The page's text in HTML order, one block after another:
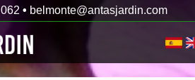
• belmonte@antasjardin.com